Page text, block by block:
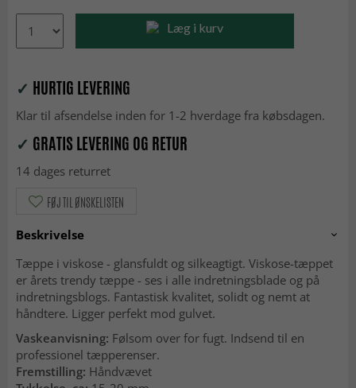
Læg i kurv
✓ HURTIG LEVERING
Klar til afsendelse inden for 1-2 hverdage fra købsdagen.
✓ GRATIS LEVERING OG RETUR
14 dages returret
FØJ TIL ØNSKELISTEN
Beskrivelse
Tæppe i viskose - glansfuldt og silkeagtigt. Viskose-tæppet
er årets trendy tæppe - ses i alle indretningsblade og på
indretningsblogs. Fantastisk kvalitet, solidt og nemt at
håndtere. Ligger perfekt mod gulvet.
Vaskeanvisning: Følsom over for fugt. Indsend til en
professionel tæpperenser.
Fremstilling: Håndvævet